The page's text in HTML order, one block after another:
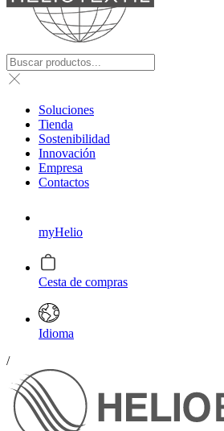
Soluciones
Tienda
Sostenibilidad
Innovación
Empresa
Contactos
myHelio
Cesta de compras
Idioma
/